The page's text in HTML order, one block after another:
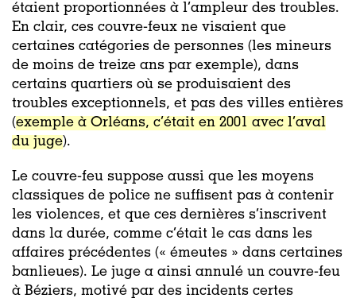
étaient proportionnées à l’ampleur des troubles.
En clair, ces couvre-feux ne visaient que
certaines catégories de personnes (les mineurs
de moins de treize ans par exemple), dans
certains quartiers où se produisaient des
troubles exceptionnels, et pas des villes entières
(exemple à Orléans, c’était en 2001 avec l’aval
du juge).
Le couvre-feu suppose aussi que les moyens
classiques de police ne suffisent pas à contenir
les violences, et que ces dernières s’inscrivent
dans la durée, comme c’était le cas dans les
affaires précédentes (« émeutes » dans certaines
banlieues). Le juge a ainsi annulé un couvre-feu
à Béziers, motivé par des incidents certes